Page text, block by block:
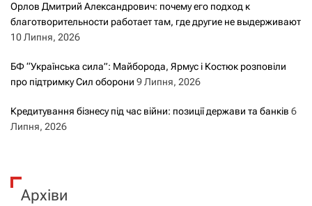
Орлов Дмитрий Александрович: почему его подход к
благотворительности работает там, где другие не выдерживают
10 Липня, 2026
БФ “Українська сила”: Майборода, Ярмус і Костюк розповіли
про підтримку Сил оборони 9 Липня, 2026
Кредитування бізнесу під час війни: позиції держави та банків 6
Липня, 2026
Архіви